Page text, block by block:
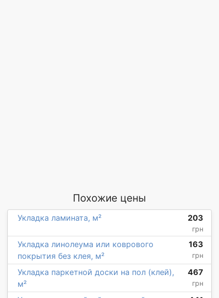
Похожие цены
Укладка ламината, м² 203
грн
Укладка линолеума или коврового
покрытия без клея, м²
163
грн
Укладка паркетной доски на пол (клей),
м²
467
грн